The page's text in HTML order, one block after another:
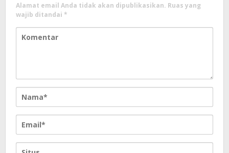
Alamat email Anda tidak akan dipublikasikan. Ruas yang
wajib ditandai *